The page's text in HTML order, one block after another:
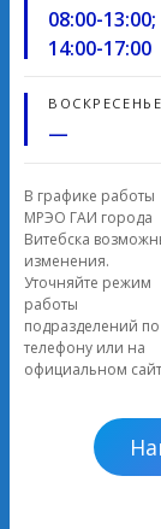
08:00-13:00;
14:00-17:00
ВОСКРЕСЕНЬЕ
—
В графике работы
МРЭО ГАИ города
Витебска
изменения.
Уточняйте режим
работы
подразделений по
телефону или на
официальном